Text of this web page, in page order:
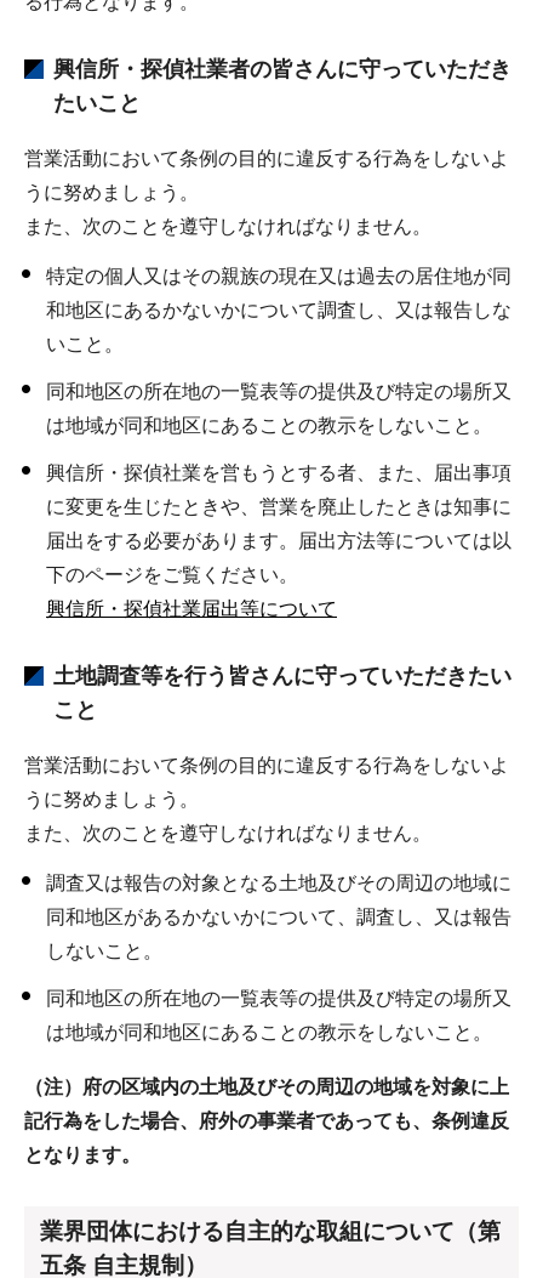
興信所・探偵社業者の皆さんに守っていただき
たいこと
営業活動において条例の目的に違反する行為をしないよ
うに努めましょう。
また、次のことを遵守しなければなりません。
特定の個人又はその親族の現在又は過去の居住地が同
和地区にあるかないかについて調査し、又は報告しな
いこと。
同和地区の所在地の一覧表等の提供及び特定の場所又
は地域が同和地区にあることの教示をしないこと。
興信所・探偵社業を営もうとする者、また、届出事項
に変更を生じたときや、営業を廃止したときは知事に
届出をする必要があります。届出方法等については以
下のページをご覧ください。
興信所・探偵社業届出等について
土地調査等を行う皆さんに守っていただきたい
こと
営業活動において条例の目的に違反する行為をしないよ
うに努めましょう。
また、次のことを遵守しなければなりません。
調査又は報告の対象となる土地及びその周辺の地域に
同和地区があるかないかについて、調査し、又は報告
しないこと。
同和地区の所在地の一覧表等の提供及び特定の場所又
は地域が同和地区にあることの教示をしないこと。
（注）府の区域内の土地及びその周辺の地域を対象に上
記行為をした場合、府外の事業者であっても、条例違反
となります。
業界団体における自主的な取組について（第
五条 自主規制）